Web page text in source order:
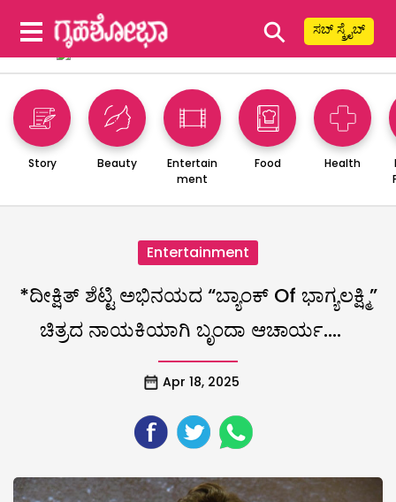
⚲ ಸಬ್ ಸ್ಕ್ರೈಬ್
Story Beauty
Entertain
ment
Food Health
Entertainment
*ದೀಕ್ಷಿತ್ ಶೆಟ್ಟಿ ಅಭಿನಯದ “ಬ್ಯಾಂಕ್ Of ಭಾಗ್ಯಲಕ್ಷ್ಮಿ”
ಚಿತ್ರದ ನಾಯಕಿಯಾಗಿ ಬೃಂದಾ ಆಚಾರ್ಯ….
Apr 18, 2025